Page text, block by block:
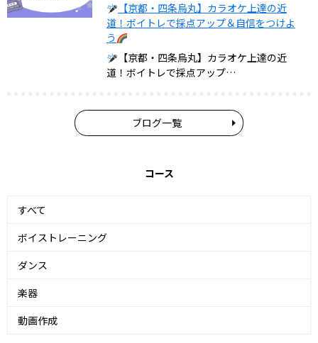
【京都・四条烏丸】カラオケ上達の近
道！ボイトレで採点アップ＆自信をつけよ
う
【京都・四条烏丸】カラオケ上達の近
道！ボイトレで採点アップ…
ブログ一覧
コース
すべて
ボイストレーニング
ダンス
楽器
動画作成